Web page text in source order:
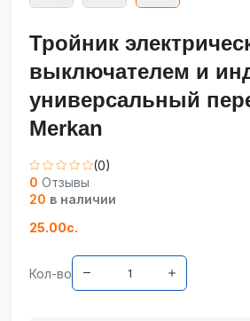
Тройник
выключателем и
универсальный
Merkan
(0)
0 Отзывы
20 в наличии
25.00с.
Кол-во